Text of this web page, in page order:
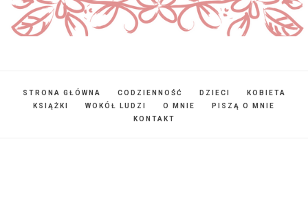
STRONA GŁÓWNA CODZIENNOŚĆ DZIECI
KOBIETA
KSIĄŻKI
WOKÓŁ LUDZI O MNIE
PISZĄ O MNIE
KONTAKT